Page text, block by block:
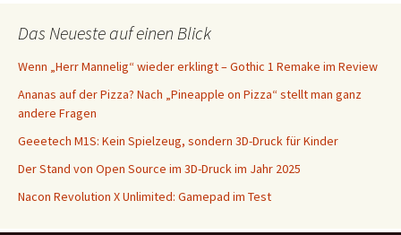
Das Neueste auf einen Blick
Wenn „Herr Mannelig“ wieder erklingt – Gothic 1 Remake im Review
Ananas auf der Pizza? Nach „Pineapple on Pizza“ stellt man ganz
andere Fragen
Geeetech M1S: Kein Spielzeug, sondern 3D-Druck für Kinder
Der Stand von Open Source im 3D-Druck im Jahr 2025
Nacon Revolution X Unlimited: Gamepad im Test